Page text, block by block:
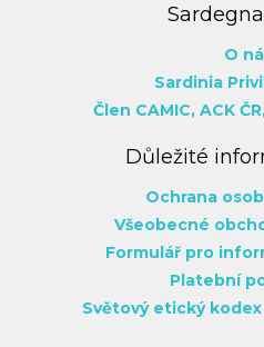
O
Sardinia
Člen CAMIC, ACK
Důležité
Ochrana
Všeobecné
Formulář pro
Platební
Světový etický